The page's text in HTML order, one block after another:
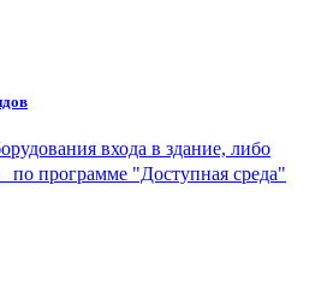
входа в здание, либо
по программе "Доступная среда"